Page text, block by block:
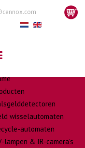
wisselautomaten
automaten
lampen & IR-camera's